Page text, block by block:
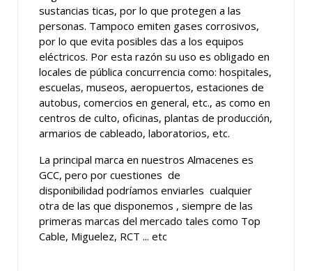
sustancias ticas, por lo que protegen a las
personas. Tampoco emiten gases corrosivos,
por lo que evita posibles das a los equipos
eléctricos. Por esta razón su uso es obligado en
locales de pública concurrencia como: hospitales,
escuelas, museos, aeropuertos, estaciones de
autobus, comercios en general, etc., as como en
centros de culto, oficinas, plantas de producción,
armarios de cableado, laboratorios, etc.
La principal marca en nuestros Almacenes es
GCC, pero por cuestiones de
disponibilidad podríamos enviarles cualquier
otra de las que disponemos , siempre de las
primeras marcas del mercado tales como Top
Cable, Miguelez, RCT ... etc